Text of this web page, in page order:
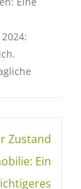
Zustand
Ein